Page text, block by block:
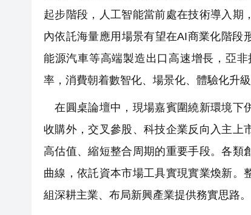
起步階段，人工智能當前處在技術導入期
內依託海量應用場景有望在AI商業化階段
能源汽車等高端製造出口高速增長，亞
率，消費朝着數智化、場景化、體驗化升
在圓桌論壇中，現場嘉賓圍繞新環境下
收購外，交叉參股、科技企業反向入主上
高估值、縮短整合周期的重要手段。各類
曲線，依託資本市場工具實現實業煥新。
組深耕主業、布局新興產業提供務實思路。